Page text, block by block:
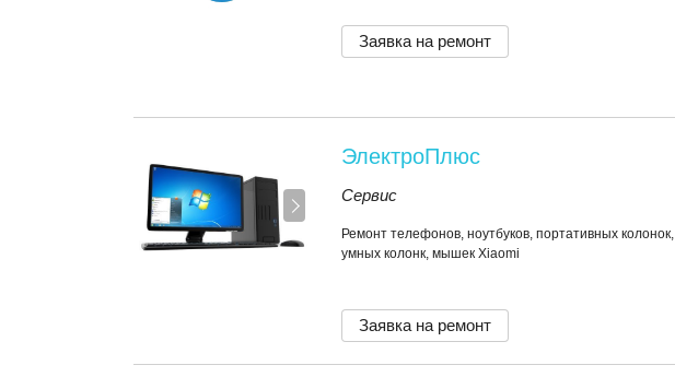
Заявка на ремонт
ЭлектроПлюс
Сервис
Ремонт телефонов, ноутбуков, портативных колонок,
умных колонк, мышек Xiaomi
Заявка на ремонт